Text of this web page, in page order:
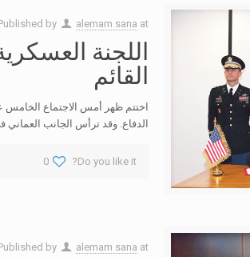
by alemam sana at
اللجنة
القائم
اختتم ظهر أمس الاجتماع الخامس
الدفاع. وقد ترأس الجانب العماني
Do you like it?
0
by alemam sana at